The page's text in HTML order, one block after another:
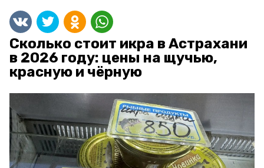
Сколько стоит икра в Астрахани
в 2026 году: цены на щучью,
красную и чёрную